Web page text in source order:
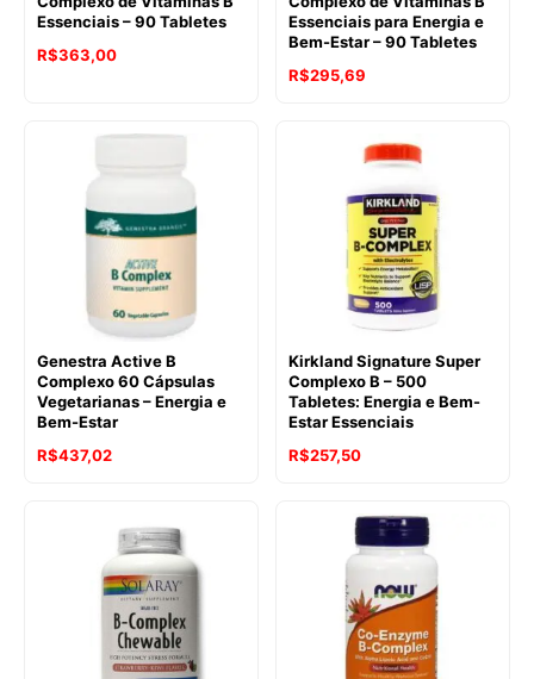
Essenciais – 90 Tabletes
R$363,00
Essenciais para Energia e
Bem-Estar – 90 Tabletes
R$295,69
Genestra Active B
Complexo 60 Cápsulas
Vegetarianas – Energia e
Bem-Estar
R$437,02
Kirkland Signature Super
Complexo B – 500
Tabletes: Energia e Bem-
Estar Essenciais
R$257,50